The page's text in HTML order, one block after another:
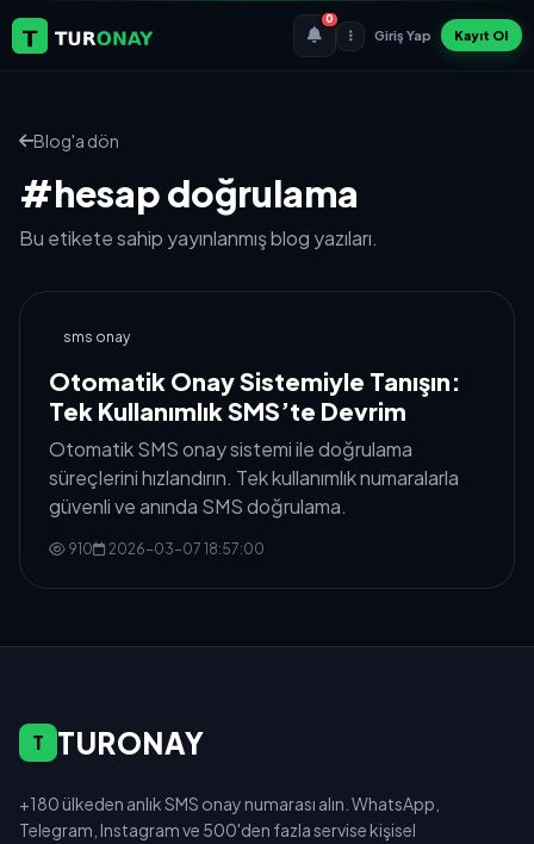
0
Giriş Yap Kayıt Ol
Blog'a dön
#hesap doğrulama
Bu etikete sahip yayınlanmış blog yazıları.
sms onay
Otomatik Onay Sistemiyle Tanışın:
Tek Kullanımlık SMS’te Devrim
Otomatik SMS onay sistemi ile doğrulama
süreçlerini hızlandırın. Tek kullanımlık numaralarla
güvenli ve anında SMS doğrulama.
910 2026-03-07 18:57:00
T TURONAY
+180 ülkeden anlık SMS onay numarası alın. WhatsApp,
Telegram, Instagram ve 500'den fazla servise kişisel